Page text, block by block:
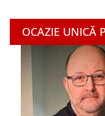
OCAZIE UNICĂ